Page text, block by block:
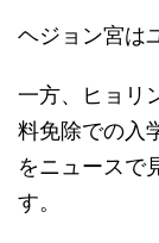
ヘジョン宮は
一方、ヒョリ
料免除での入
をニュースで
す。